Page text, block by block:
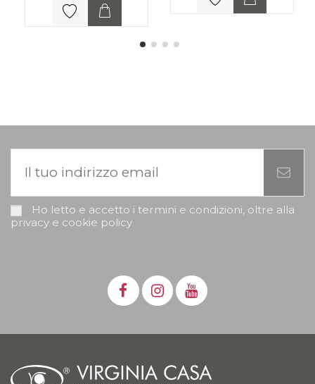
Ho letto e accetto i termini e condizioni, oltre alla
privacy e cookie policy